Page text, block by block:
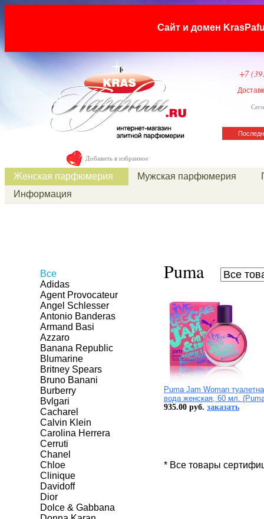
Сайт и домен
+7
Добавить в избранное
Женская парфюмерия Мужская парфюмерия
Информация
Все
Adidas
Agent Provocateur
Angel Schlesser
Antonio Banderas
Armand Basi
Azzaro
Banana Republic
Blumarine
Britney Spears
Bruno Banani
Burberry
Bvlgari
Cacharel
Calvin Klein
Carolina Herrera
Cerruti
Chanel
Chloe
Clinique
Davidoff
Dior
Dolce & Gabbana
Puma
Puma Jam Woman
вода женская, 60 мл.
935.00 руб. заказать
* Все товары